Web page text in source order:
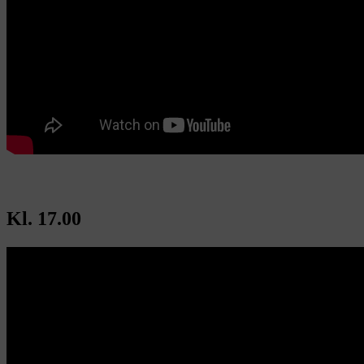
Kl. 17.00